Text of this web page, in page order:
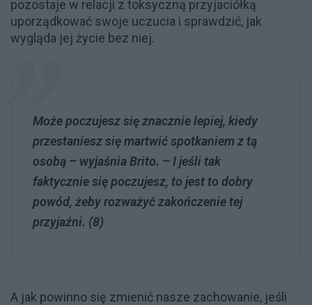
pozostaje w relacji z toksyczną przyjaciółką
uporządkować swoje uczucia i sprawdzić, jak
wygląda jej życie bez niej.
Może poczujesz się znacznie lepiej, kiedy
przestaniesz się martwić spotkaniem z tą
osobą – wyjaśnia Brito. – I jeśli tak
faktycznie się poczujesz, to jest to dobry
powód, żeby rozważyć zakończenie tej
przyjaźni. (8)
A jak powinno się zmienić nasze zachowanie, jeśli